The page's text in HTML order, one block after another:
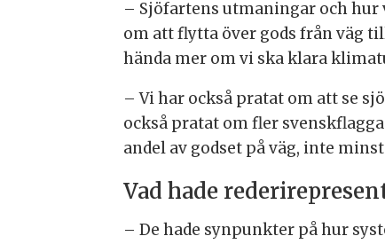
– Sjöfartens utmaningar och
om att flytta över gods från väg
hända mer om vi ska klara
– Vi har också pratat om att se
också pratat om fler
andel av godset på väg, inte
Vad hade
– De hade synpunkter på hur